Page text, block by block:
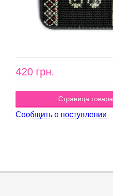
420 грн.
Страница товара
Сообщить о поступлении